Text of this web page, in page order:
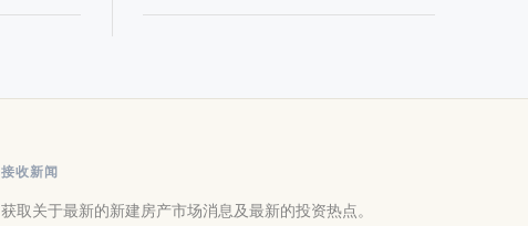
接收新闻
获取关于最新的新建房产市场消息及最新的投资热点。